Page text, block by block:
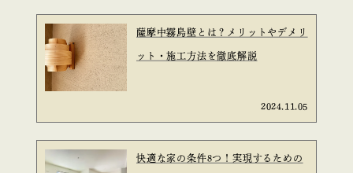
薩摩中霧島壁とは？メリットやデメリ
ット・施工方法を徹底解説
2024.11.05
快適な家の条件8つ！実現するための